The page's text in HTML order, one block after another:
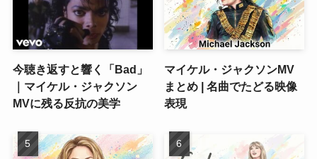
今聴き返すと響く「Bad」
｜マイケル・ジャクソン
MVに残る反抗の美学
マイケル・ジャクソンMV
まとめ | 名曲でたどる映像
表現